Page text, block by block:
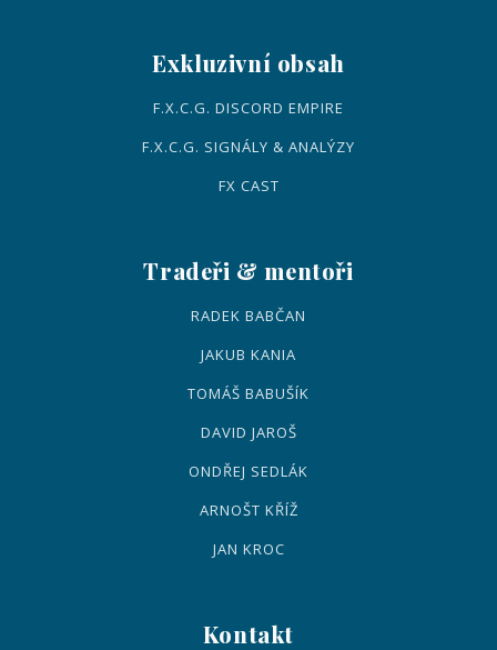
Exkluzivní obsah
F.X.C.G. DISCORD EMPIRE
F.X.C.G. SIGNÁLY & ANALÝZY
FX CAST
Tradeři & mentoři
RADEK BABČAN
JAKUB KANIA
TOMÁŠ BABUŠÍK
DAVID JAROŠ
ONDŘEJ SEDLÁK
ARNOŠT KŘÍŽ
JAN KROC
Kontakt